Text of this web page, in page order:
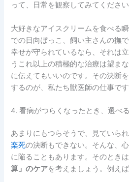
って、日常を観察してみてください
大好きなアイスクリームを食べる
での日向ぼっこ、飼い主さんの撫
幸せが守られているなら、それは
うこれ以上の積極的な治療は望ま
に伝えてもいいのです。その決断
するのが、私たち獣医師の仕事です
4. 看病がつらくなったとき、選べ
あまりにもつらそうで、見ていら
楽死の決断もできない。そんな、
に陥ることもあります。そのとき
算」のケアを考えましょう。例えば